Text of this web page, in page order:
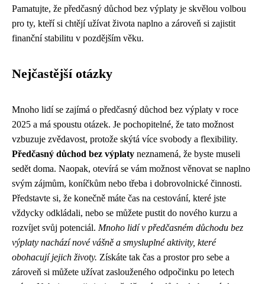
Pamatujte, že předčasný důchod bez výplaty je skvělou volbou
pro ty, kteří si chtějí užívat života naplno a zároveň si zajistit
finanční stabilitu v pozdějším věku.
Nejčastější otázky
Mnoho lidí se zajímá o předčasný důchod bez výplaty v roce
2025 a má spoustu otázek. Je pochopitelné, že tato možnost
vzbuzuje zvědavost, protože skýtá více svobody a flexibility.
Předčasný důchod bez výplaty neznamená, že byste museli
sedět doma. Naopak, otevírá se vám možnost věnovat se naplno
svým zájmům, koníčkům nebo třeba i dobrovolnické činnosti.
Představte si, že konečně máte čas na cestování, které jste
vždycky odkládali, nebo se můžete pustit do nového kurzu a
rozvíjet svůj potenciál. Mnoho lidí v předčasném důchodu bez
výplaty nachází nové vášně a smysluplné aktivity, které
obohacují jejich životy. Získáte tak čas a prostor pro sebe a
zároveň si můžete užívat zaslouženého odpočinku po letech